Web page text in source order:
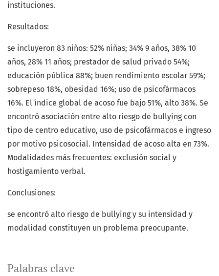
Palabras clave
instituciones.
Resultados:
se incluyeron 83 niños: 52% niñas; 34% 9 años, 38% 10
años, 28% 11 años; prestador de salud privado 54%;
educación pública 88%; buen rendimiento escolar 59%;
sobrepeso 18%, obesidad 16%; uso de psicofármacos
16%. El índice global de acoso fue bajo 51%, alto 38%. Se
encontró asociación entre alto riesgo de bullying con
tipo de centro educativo, uso de psicofármacos e ingreso
por motivo psicosocial. Intensidad de acoso alta en 73%.
Modalidades más frecuentes: exclusión social y
hostigamiento verbal.
Conclusiones:
se encontró alto riesgo de bullying y su intensidad y
modalidad constituyen un problema preocupante.